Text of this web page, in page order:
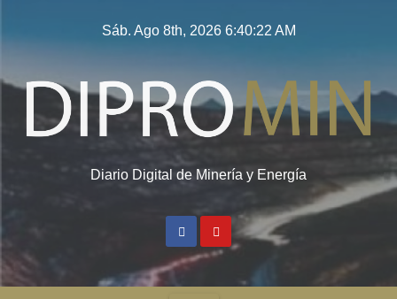
Sáb. Ago 8th, 2026 6:40:23 AM
Diario Digital de Minería y Energía